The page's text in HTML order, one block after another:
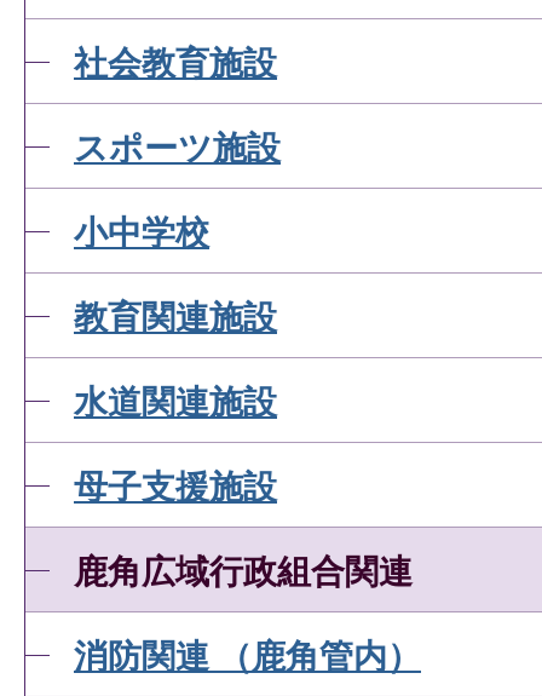
社会教育施設
スポーツ施設
小中学校
教育関連施設
水道関連施設
母子支援施設
鹿角広域行政組合関連
消防関連 （鹿角管内）